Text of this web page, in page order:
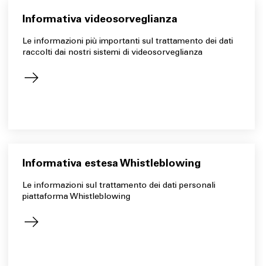
Informativa videosorveglianza
Le informazioni più importanti sul trattamento dei dati
raccolti dai nostri sistemi di videosorveglianza
Informativa estesa Whistleblowing
Le informazioni sul trattamento dei dati personali
piattaforma Whistleblowing